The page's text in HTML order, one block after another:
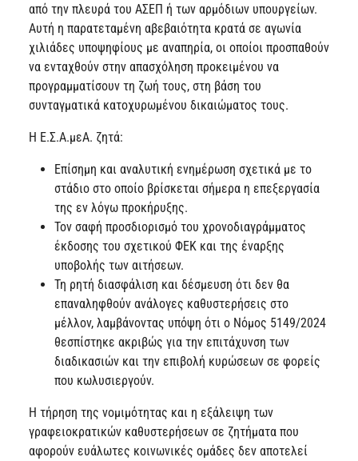
από την πλευρά του ΑΣΕΠ ή των αρμόδιων υπουργείων.
Αυτή η παρατεταμένη αβεβαιότητα κρατά σε αγωνία
χιλιάδες υποψηφίους με αναπηρία, οι οποίοι προσπαθούν
να ενταχθούν στην απασχόληση προκειμένου να
προγραμματίσουν τη ζωή τους, στη βάση του
συνταγματικά κατοχυρωμένου δικαιώματος τους.
Η Ε.Σ.Α.μεΑ. ζητά:
Επίσημη και αναλυτική ενημέρωση σχετικά με το
στάδιο στο οποίο βρίσκεται σήμερα η επεξεργασία
της εν λόγω προκήρυξης.
Τον σαφή προσδιορισμό του χρονοδιαγράμματος
έκδοσης του σχετικού ΦΕΚ και της έναρξης
υποβολής των αιτήσεων.
Τη ρητή διασφάλιση και δέσμευση ότι δεν θα
επαναληφθούν ανάλογες καθυστερήσεις στο
μέλλον, λαμβάνοντας υπόψη ότι ο Νόμος 5149/2024
θεσπίστηκε ακριβώς για την επιτάχυνση των
διαδικασιών και την επιβολή κυρώσεων σε φορείς
που κωλυσιεργούν.
Η τήρηση της νομιμότητας και η εξάλειψη των
γραφειοκρατικών καθυστερήσεων σε ζητήματα που
αφορούν ευάλωτες κοινωνικές ομάδες δεν αποτελεί